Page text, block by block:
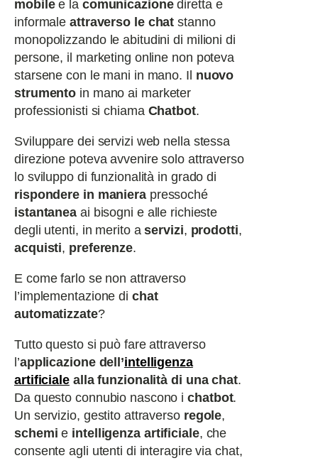
mobilee la comunicazionediretta e
informaleattraverso le chat stanno
monopolizzando le abitudini di milioni di
persone, il marketing online non poteva
starsene con le mani in mano. Il nuovo
strumento in mano ai marketer
professionisti si chiama Chatbot.
Sviluppare dei servizi web nella stessa
direzione poteva avvenire solo attraverso
lo sviluppo di funzionalità in grado di
rispondere in manierapressoché
istantanea ai bisogni e alle richieste
degli utenti, in merito aservizi, prodotti,
acquisti, preferenze.
E come farlo se non attraverso
l’implementazione di chat
automatizzate?
Tutto questo si può fare attraverso
l’applicazione dell’intelligenza
artificialealla funzionalità di una chat.
Da questo connubio nascono ichatbot.
Un servizio, gestito attraverso regole,
schemi e intelligenza artificiale, che
consente agli utenti di interagire via chat,